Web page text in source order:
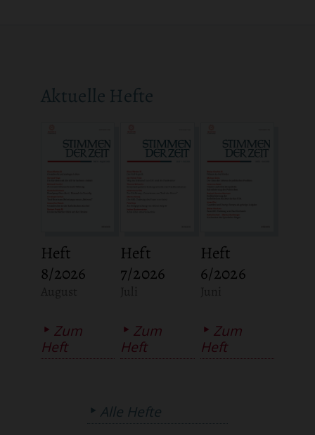
Aktuelle Hefte
Heft
8/2026
Zum
Heft
Heft
7/2026
Zum
Heft
Heft
6/2026
Zum
Heft
Alle Hefte